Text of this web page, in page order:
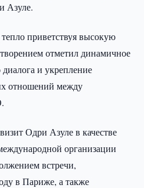
Азуле.
приветствуя высокую
отметил динамичное
и укрепление
отношений между
Одри Азуле в качестве
организации
встречи,
в Париже, а также